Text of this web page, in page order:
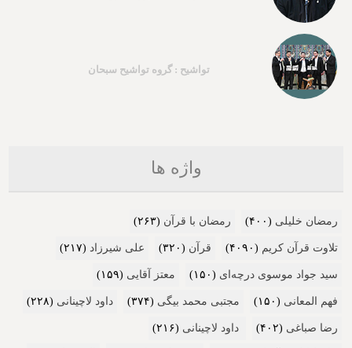
تواشیح : گروه تواشیح سبحان
واژه ها
رمضان خلیلی (۴۰۰) رمضان با قرآن (۲۶۳)
تلاوت قرآن کریم (۴۰۹۰) قرآن (۳۲۰) علی شیرزاد (۲۱۷)
سید جواد موسوی درچه‌ای (۱۵۰) معتز آقایی (۱۵۹)
فهم المعانی (۱۵۰) مجتبی محمد بیگی (۳۷۴) داود لاچینانی (۲۲۸)
رضا صباغی (۴۰۲) داود لاچینانی (۲۱۶)